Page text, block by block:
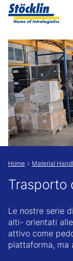
Show
Home Material
Trasporto
Le nostre serie
alti- orientati
attivo come
piattaforma, ma